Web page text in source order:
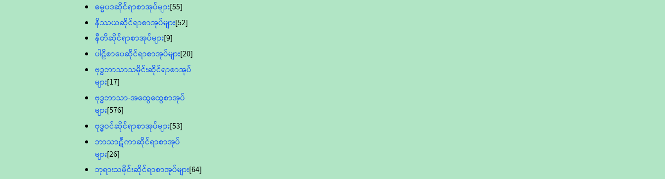
ဓမ္မပဒဆိုင်ရာစာအုပ်များ[55]
နိဿယဆိုင်ရာစာအုပ်များ[52]
နီတိဆိုင်ရာစာအုပ်များ[9]
ပါဠိစာပေဆိုင်ရာစာအုပ်များ[20]
ဗုဒ္ဓဘာသာသမိုင်းဆိုင်ရာစာအုပ်
များ[17]
ဗုဒ္ဓဘာသာ-အထွေထွေစာအုပ်
များ[576]
ဗုဒ္ဓဝင်ဆိုင်ရာစာအုပ်များ[53]
ဘာသာဋီကာဆိုင်ရာစာအုပ်
များ[26]
ဘုရားသမိုင်းဆိုင်ရာစာအုပ်များ[64]